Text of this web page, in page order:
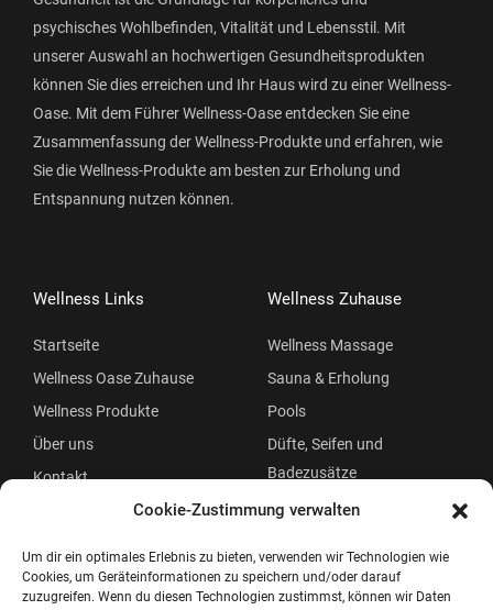
Cookie-Zustimmung verwalten
Um dir ein optimales Erlebnis zu bieten, verwenden wir Technologien wie
Cookies, um Geräteinformationen zu speichern und/oder darauf
zuzugreifen. Wenn du diesen Technologien zustimmst, können wir Daten
psychisches Wohlbefinden, Vitalität und Lebensstil. Mit
unserer Auswahl an hochwertigen Gesundheitsprodukten
können Sie dies erreichen und Ihr Haus wird zu einer Wellness-
Oase. Mit dem Führer Wellness-Oase entdecken Sie eine
Zusammenfassung der Wellness-Produkte und erfahren, wie
Sie die Wellness-Produkte am besten zur Erholung und
Entspannung nutzen können.
Wellness Links
Startseite
Wellness Oase Zuhause
Wellness Produkte
Über uns
Kontakt
Wellness Zuhause
Wellness Massage
Sauna & Erholung
Pools
Düfte, Seifen und
Badezusätze
Beauty